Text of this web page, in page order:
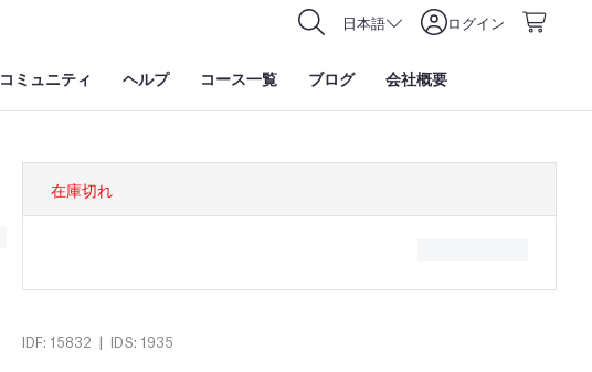
日本語 ログイン
コミュニティ ヘルプ コース一覧 ブログ 会社概要
在庫切れ
IDF: 15832 | IDS: 1935